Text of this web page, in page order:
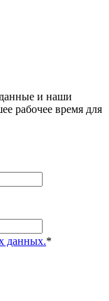
и наши
рабочее время для
данных.*